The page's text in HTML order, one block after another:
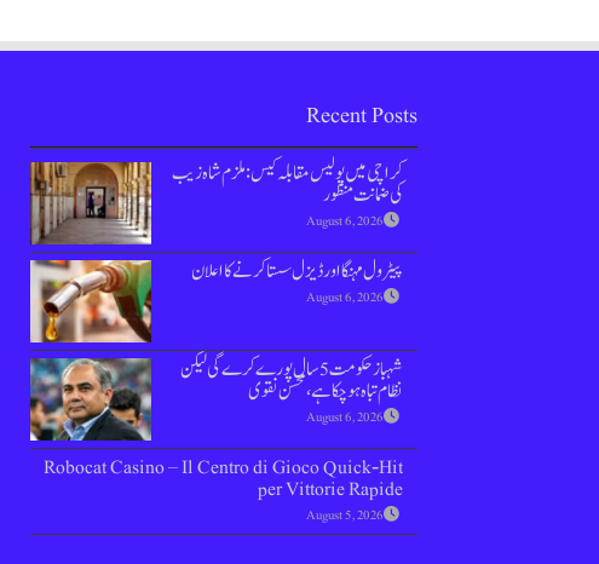
Recent Posts
کراچی میں پولیس مقابلہ کیس: ملزم شاہ زیب
کی ضمانت منظور
August 6, 2026
پیٹرول مہنگا اور ڈیزل سستا کرنے کا اعلان
August 6, 2026
شہباز حکومت 5 سال پورے کرے گی لیکن
نظام تباہ ہوچکا ہے، محسن نقوی
August 6, 2026
Robocat Casino – Il Centro di Gioco Quick‑Hit
per Vittorie Rapide
August 5, 2026